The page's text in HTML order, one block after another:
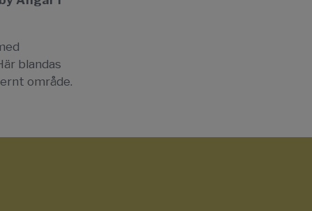
blandas
område.